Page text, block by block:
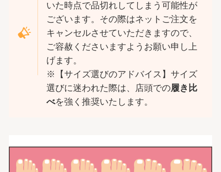
いた時点で品切れしてしまう可能性が
ございます。その際はネットご注文を
キャンセルさせていただきますので、
ご容赦くださいますようお願い申し上
げます。
※【サイズ選びのアドバイス】サイズ
選びに迷われた際は、店頭での履き比
べを強く推奨いたします。